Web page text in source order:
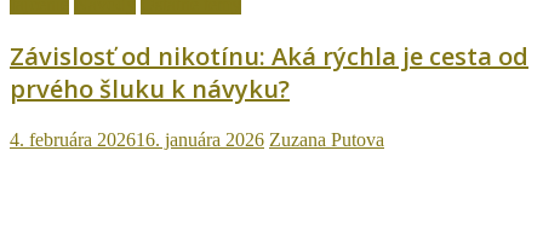
Závislosť od nikotínu: Aká rýchla je cesta od
prvého šluku k návyku?
4. februára 202616. januára 2026 Zuzana Putova